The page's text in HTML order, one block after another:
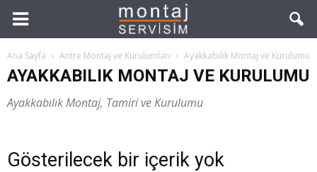
Ana Sayfa Antre Montaj ve Kurulumları Ayakkabılık Montaj ve Kurulumu
AYAKKABILIK MONTAJ VE KURULUMU
Ayakkabılık Montaj, Tamiri ve Kurulumu
Gösterilecek bir içerik yok